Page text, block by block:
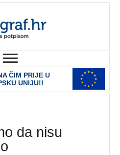
ČIM PRIJE U
UNIJU!!
da nisu